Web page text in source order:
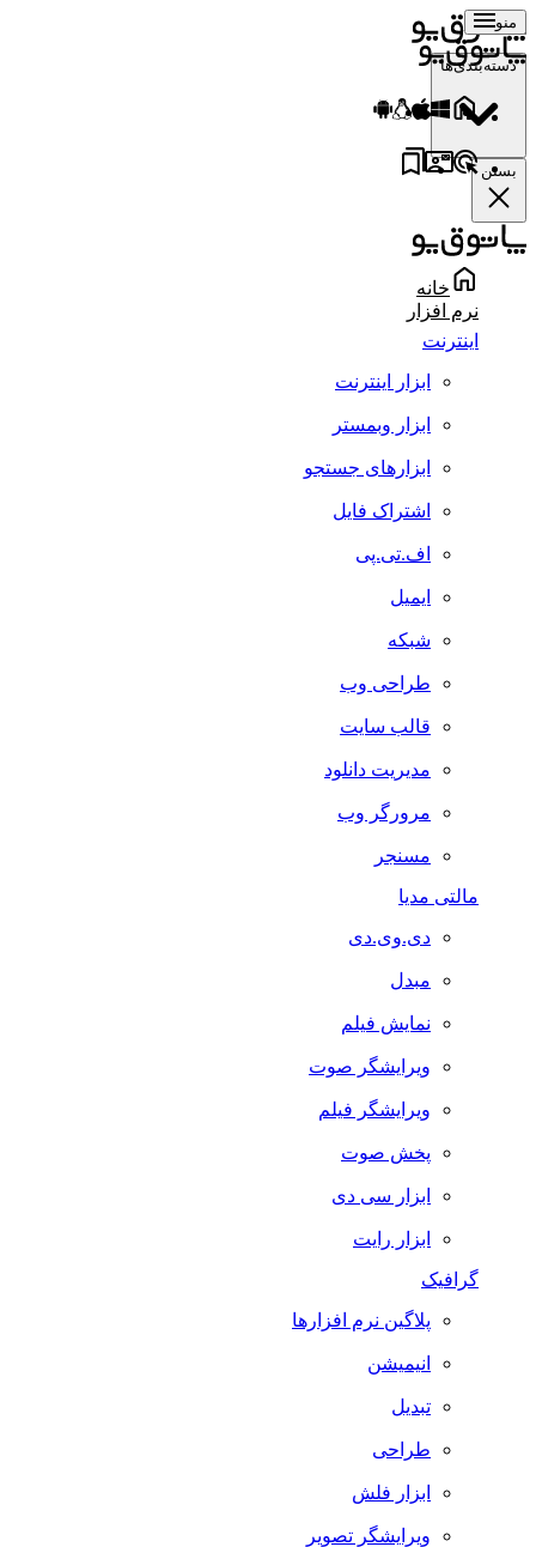
منو
دسته‌بندی‌ها
بستن
خانه
نرم افزار
اینترنت
ابزار اینترنت
ابزار وبمستر
ابزارهای جستجو
اشتراک فایل
اف.تی.پی
ایمیل
شبکه
طراحی وب
قالب سایت
مدیریت دانلود
مرورگر وب
مسنجر
مالتی مدیا
دی.وی.دی
مبدل
نمایش فیلم
ویرایشگر صوت
ویرایشگر فیلم
پخش صوت
ابزار سی دی
ابزار رایت
گرافیک
پلاگین نرم افزارها
انیمیشن
تبدیل
طراحی
ابزار فلش
ویرایشگر تصویر